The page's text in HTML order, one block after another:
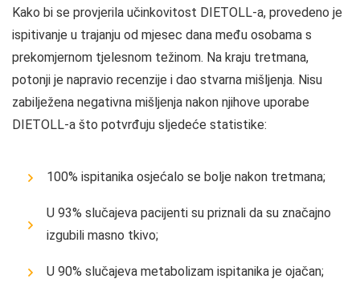
Kako bi se provjerila učinkovitost DIETOLL-a, provedeno je
ispitivanje u trajanju od mjesec dana među osobama s
prekomjernom tjelesnom težinom. Na kraju tretmana,
potonji je napravio recenzije i dao stvarna mišljenja. Nisu
zabilježena negativna mišljenja nakon njihove uporabe
DIETOLL-a što potvrđuju sljedeće statistike:
100% ispitanika osjećalo se bolje nakon tretmana;
U 93% slučajeva pacijenti su priznali da su značajno
izgubili masno tkivo;
U 90% slučajeva metabolizam ispitanika je ojačan;